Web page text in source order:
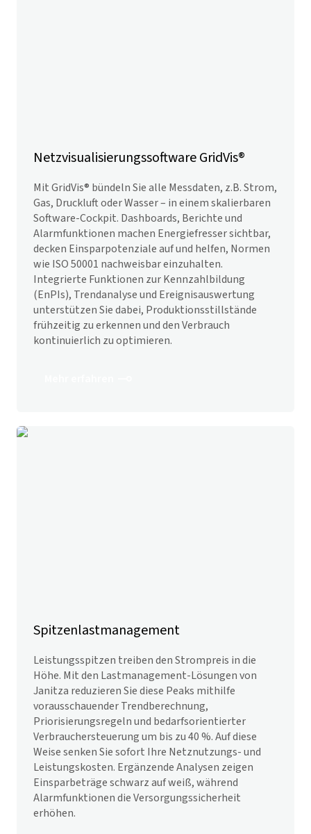
Netzvisualisierungs­softwareGridVis®
MitGridVis® bündeln Sie alle Messdaten, z.B. Strom,
Gas, Druckluft oder Wasser – in einem skalierbaren
Software-Cockpit. Dashboards, Berichte und
Alarmfunktionen machen Energie­fresser sichtbar,
decken Einspar­potenziale auf und helfen, Normen
wie ISO 50001 nach­weisbar einzuhalten.
Integrierte Funktionen zur Kennzahlbildung
(EnPIs), Trend­analyse und Ereignis­auswertung
unterstützen Sie dabei, Produktions­stillstände
frühzeitig zu erkennen und den Verbrauch
kontinuierlich zu optimieren.
Spitzenlastmanagement
Leistungsspitzen treiben den Strompreis in die
Höhe. Mit den Lastmanagement-Lösungen von
Janitza reduzieren Sie diese Peaks mithilfe
vorausschauender Trendberechnung,
Priorisierungs­regeln und bedarfs­orientierter
Verbraucher­steuerung um bis zu 40 %. Auf diese
Weise senken Sie sofort Ihre Netznutzungs- und
Leistungskosten. Ergänzende Analysen zeigen
Einspar­beträge schwarz auf weiß, während
Alarmfunktionen die Versorgungssicherheit
erhöhen.